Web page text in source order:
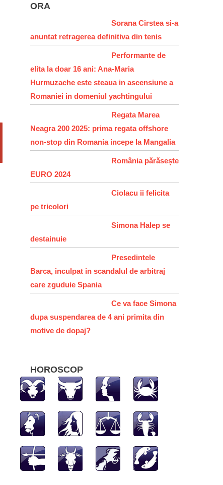
ORA
Sorana Cirstea si-a
anuntat retragerea definitiva din tenis
Performante de
elita la doar 16 ani: Ana-Maria
Hurmuzache este steaua in ascensiune a
Romaniei in domeniul yachtingului
Regata Marea
Neagra 200 2025: prima regata offshore
non-stop din Romania incepe la Mangalia
România părăsește
EURO 2024
Ciolacu ii felicita
pe tricolori
Simona Halep se
destainuie
Presedintele
Barca, inculpat in scandalul de arbitraj
care zguduie Spania
Ce va face Simona
dupa suspendarea de 4 ani primita din
motive de dopaj?
HOROSCOP